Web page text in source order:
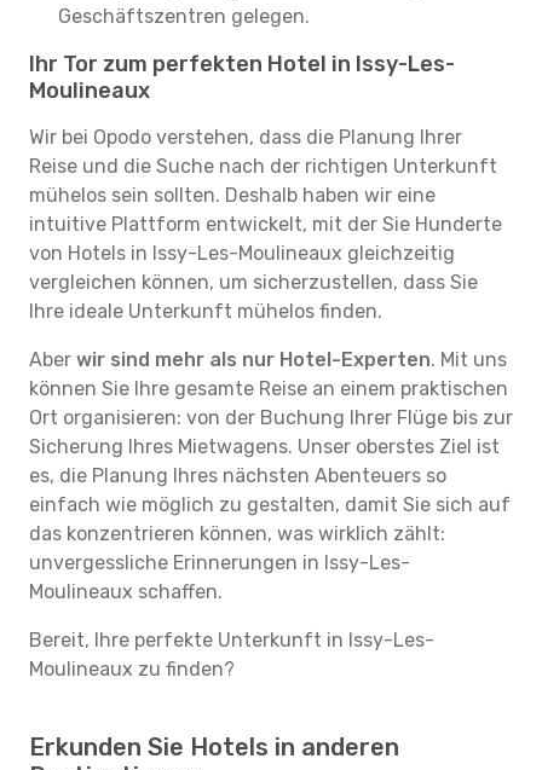
Geschäftszentren gelegen.
Ihr Tor zum perfekten Hotel in Issy-Les-
Moulineaux
Wir bei Opodo verstehen, dass die Planung Ihrer
Reise und die Suche nach der richtigen Unterkunft
mühelos sein sollten. Deshalb haben wir eine
intuitive Plattform entwickelt, mit der Sie Hunderte
von Hotels in Issy-Les-Moulineaux gleichzeitig
vergleichen können, um sicherzustellen, dass Sie
Ihre ideale Unterkunft mühelos finden.
Aber wir sind mehr als nur Hotel-Experten. Mit uns
können Sie Ihre gesamte Reise an einem praktischen
Ort organisieren: von der Buchung Ihrer Flüge bis zur
Sicherung Ihres Mietwagens. Unser oberstes Ziel ist
es, die Planung Ihres nächsten Abenteuers so
einfach wie möglich zu gestalten, damit Sie sich auf
das konzentrieren können, was wirklich zählt:
unvergessliche Erinnerungen in Issy-Les-
Moulineaux schaffen.
Bereit, Ihre perfekte Unterkunft in Issy-Les-
Moulineaux zu finden?
Erkunden Sie Hotels in anderen